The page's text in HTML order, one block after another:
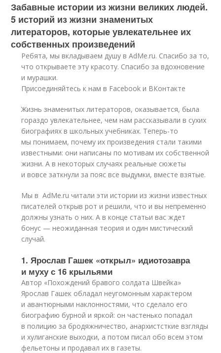
Забавные истории из жизни великих людей.
5 историй из жизни знаменитых
литераторов, которые увлекательнее их
собственных произведений
Ребята, мы вкладываем душу в AdMe.ru. Cпасибо за то,
что открываете эту красоту. Спасибо за вдохновение
и мурашки.
Присоединяйтесь к нам в Facebook и ВКонтакте
Жизнь знаменитых литераторов, оказывается, была
гораздо увлекательнее, чем нам рассказывали в сухих
биографиях в школьных учебниках. Теперь-то
мы понимаем, почему их произведения стали такими
известными: они написаны по мотивам их собственной
жизни. А в некоторых случаях реальные сюжеты
и вовсе заткнули за пояс все выдумки, вместе взятые.
Мы в AdMe.ru читали эти истории из жизни известных
писателей открыв рот и решили, что и вы непременно
должны узнать о них. А в конце статьи вас ждет
бонус — неожиданная теория и один мистический
случай.
1. Ярослав Гашек «открыл» идиотозавра
и муху с 16 крыльями
Автор «Похождений бравого солдата Швейка»
Ярослав Гашек обладал неугомонным характером
и авантюрными наклонностями, что сделало его
биографию бурной и яркой: он частенько попадал
в полицию за бродяжничество, анархистсткие взгляды
и хулиганские выходки, а потом писал обо всем этом
фельетоны и продавал их в газеты.